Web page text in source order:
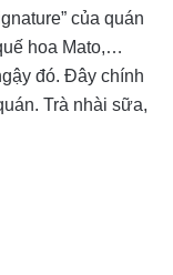
của quán
hoa Mato,…
đó. Đây chính
Trà nhài sữa,